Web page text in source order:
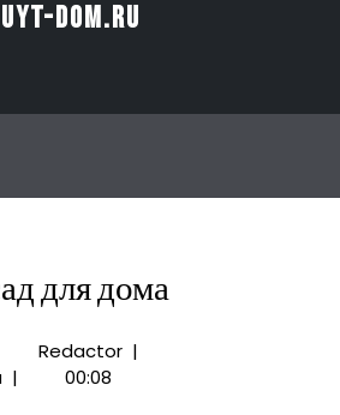
uyt-dom.ru
для дома
RedactorМокрый
|
| 00:08